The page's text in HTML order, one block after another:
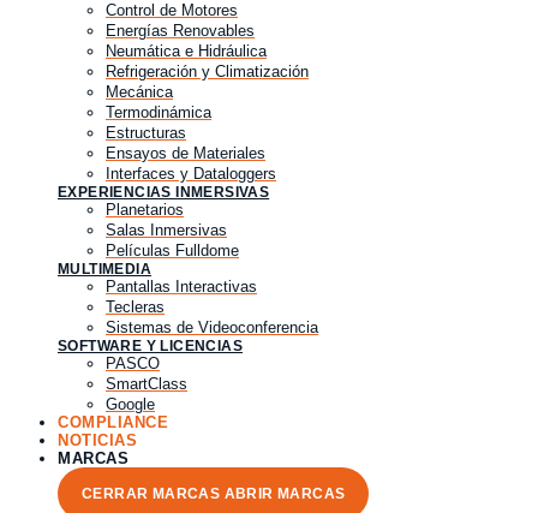
Control de Motores
Energías Renovables
Neumática e Hidráulica
Refrigeración y Climatización
Mecánica
Termodinámica
Estructuras
Ensayos de Materiales
Interfaces y Dataloggers
EXPERIENCIAS INMERSIVAS
Planetarios
Salas Inmersivas
Películas Fulldome
MULTIMEDIA
Pantallas Interactivas
Tecleras
Sistemas de Videoconferencia
SOFTWARE Y LICENCIAS
PASCO
SmartClass
Google
COMPLIANCE
NOTICIAS
MARCAS
CERRAR MARCAS ABRIR MARCAS